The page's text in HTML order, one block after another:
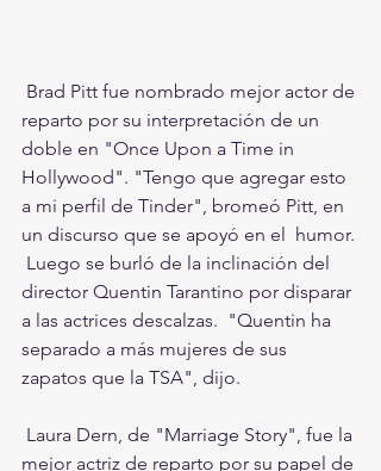
reparto por su interpretación de un
doble en "Once Upon a Time in
Hollywood". "Tengo que agregar esto
a mi perfil de Tinder", bromeó Pitt, en
un discurso que se apoyó en el  humor.
Luego se burló de la inclinación del
director Quentin Tarantino por disparar
a las actrices descalzas.  "Quentin ha
separado a más mujeres de sus
zapatos que la TSA", dijo.
mejor actriz de reparto por su papel de